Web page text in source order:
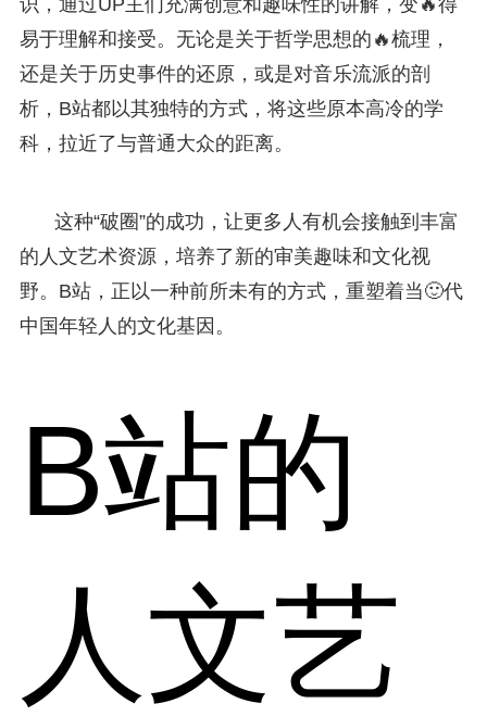
易于理解和接受。无论是关于哲学思想的🔥梳理，
还是关于历史事件的还原，或是对音乐流派的剖
析，B站都以其独特的方式，将这些原本高冷的学
科，拉近了与普通大众的距离。
这种“破圈”的成功，让更多人有机会接触到丰富
的人文艺术资源，培养了新的审美趣味和文化视
野。B站，正以一种前所未有的方式，重塑着当🙂代
中国年轻人的文化基因。
B站的
人文艺